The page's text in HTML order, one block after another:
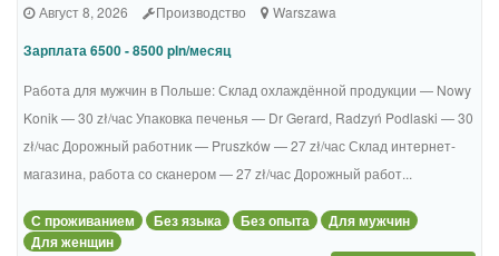
Август 8, 2026 Производство Warszawa
Зарплата 6500 - 8500 pln/месяц
Работа для мужчин в Польше: Склад охлаждённой продукции — Nowy
Konik — 30 zł/час Упаковка печенья — Dr Gerard, Radzyń Podlaski — 30
zł/час Дорожный работник — Pruszków — 27 zł/час Склад интернет-
магазина, работа со сканером — 27 zł/час Дорожный работ...
С проживанием Без языка Без опыта
Для мужчин
Для женщин